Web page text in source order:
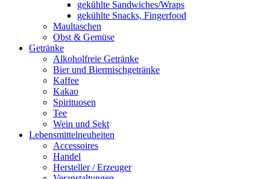
gekühlte Sandwiches/Wraps
gekühlte Snacks, Fingerfood
Maultaschen
Obst & Gemüse
Getränke
Alkoholfreie Getränke
Bier und Biermischgetränke
Kaffee
Kakao
Spirituosen
Tee
Wein und Sekt
Lebensmittelneuheiten
Accessoires
Handel
Hersteller / Erzeuger